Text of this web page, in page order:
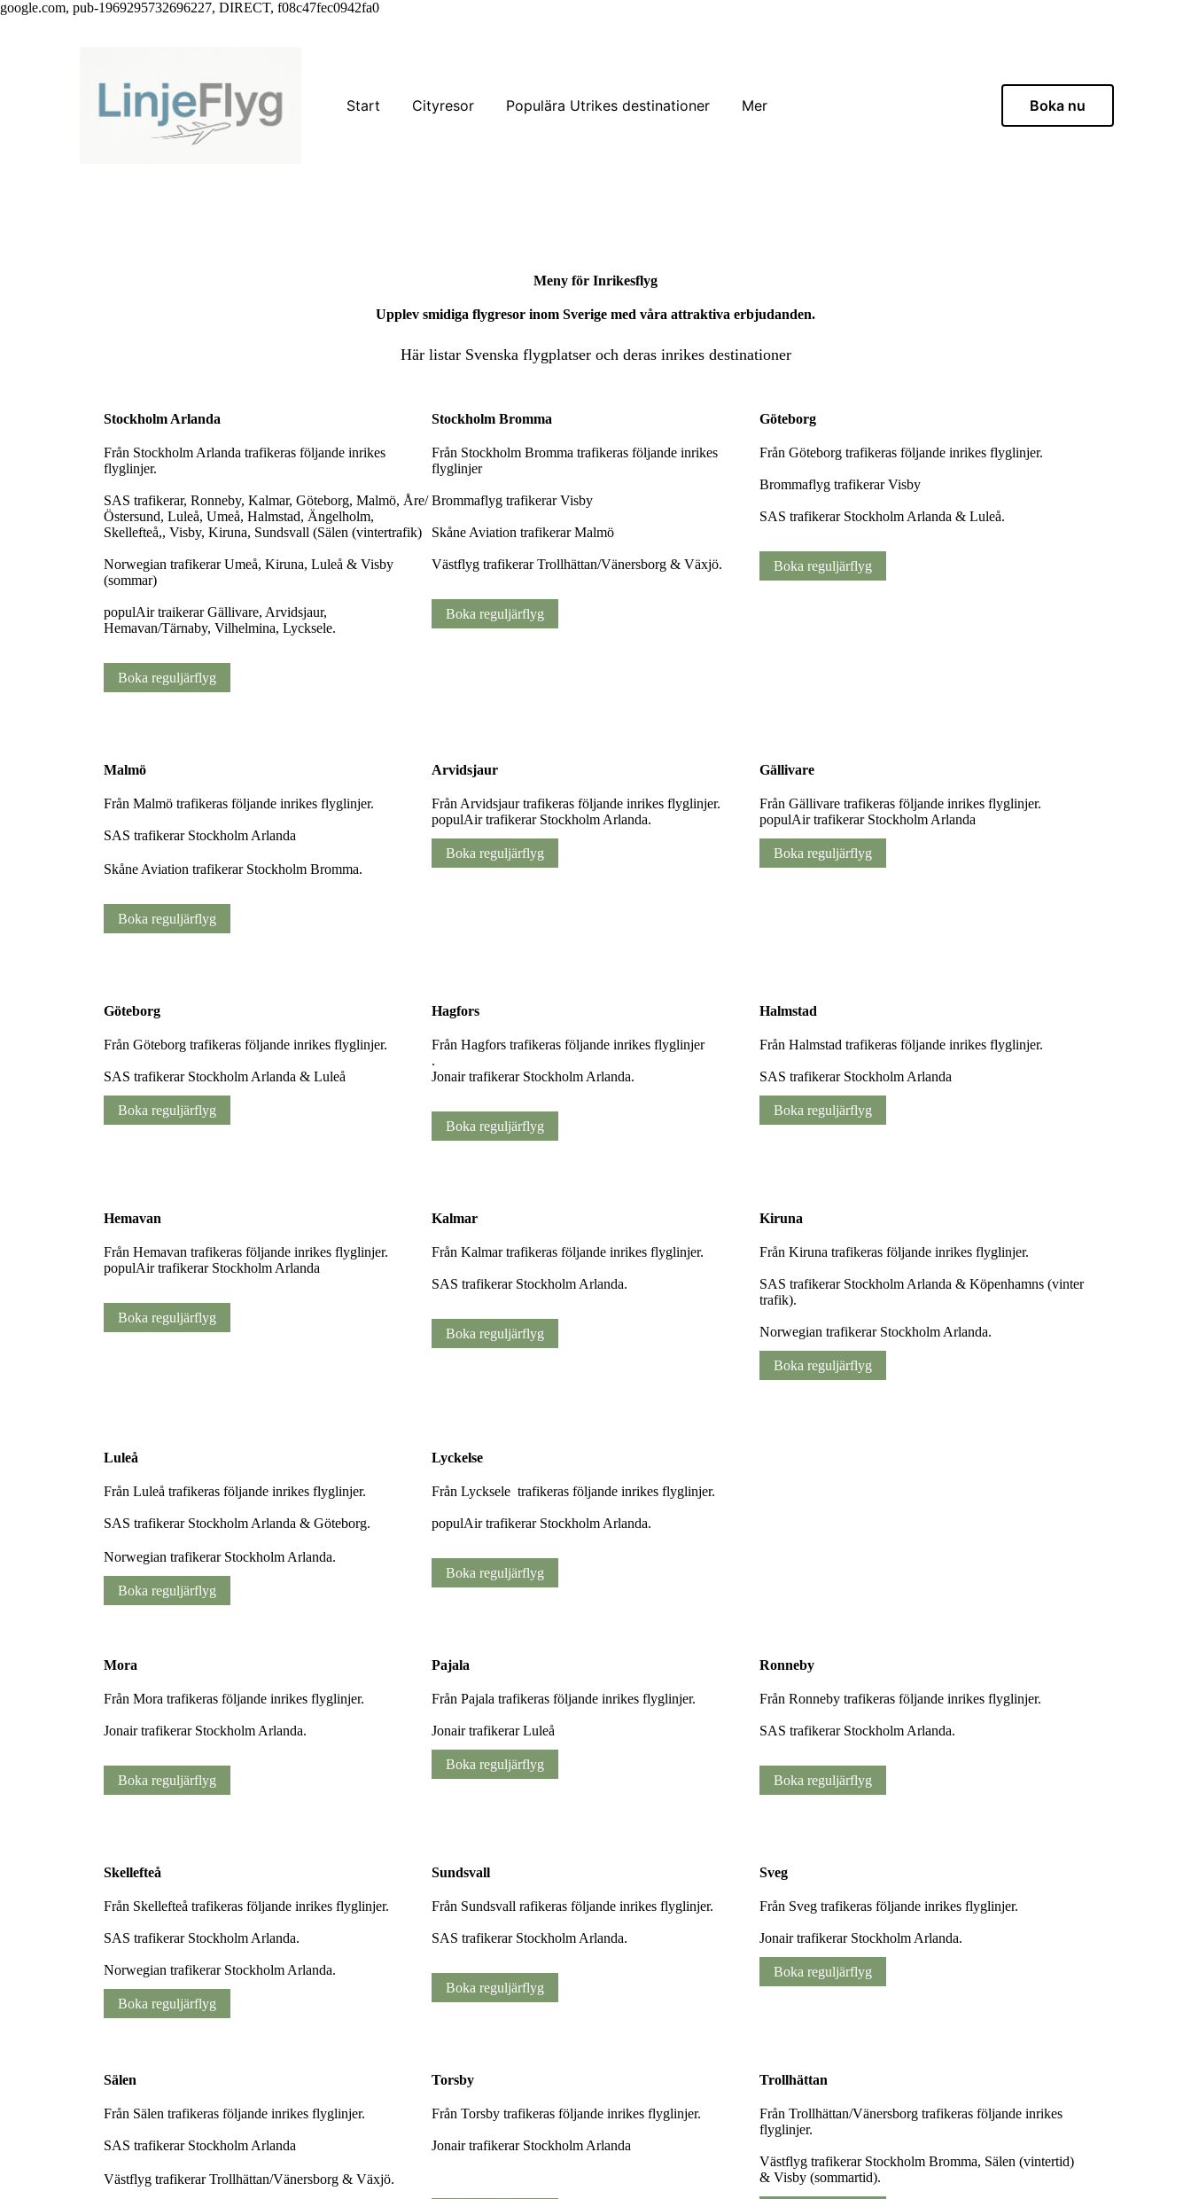
google.com, pub-1969295732696227, DIRECT, f08c47fec0942fa0
Start Cityresor Populära Utrikes destinationer Mer Boka nu
Meny för Inrikesflyg
Upplev smidiga flygresor inom Sverige med våra attraktiva erbjudanden.
Här listar Svenska flygplatser och deras inrikes destinationer
Stockholm Arlanda
Från Stockholm Arlanda trafikeras följande inrikes
flyglinjer.
SAS trafikerar, Ronneby, Kalmar, Göteborg, Malmö, Åre/
Östersund, Luleå, Umeå, Halmstad, Ängelholm,
Skellefteå,, Visby, Kiruna, Sundsvall (Sälen (vintertrafik)
Norwegian trafikerar Umeå, Kiruna, Luleå & Visby
(sommar)
populAir traikerar Gällivare, Arvidsjaur,
Hemavan/Tärnaby, Vilhelmina, Lycksele.
Boka reguljärflyg
Stockholm Bromma
Från Stockholm Bromma trafikeras följande inrikes
flyglinjer
Brommaflyg trafikerar Visby
Skåne Aviation trafikerar Malmö
Västflyg trafikerar Trollhättan/Vänersborg & Växjö.
Boka reguljärflyg
Göteborg
Från Göteborg trafikeras följande inrikes flyglinjer.
Brommaflyg trafikerar Visby
SAS trafikerar Stockholm Arlanda & Luleå.
Boka reguljärflyg
Malmö
Från Malmö trafikeras följande inrikes flyglinjer.
SAS trafikerar Stockholm Arlanda
Skåne Aviation trafikerar Stockholm Bromma.
Boka reguljärflyg
Arvidsjaur
Från Arvidsjaur trafikeras följande inrikes flyglinjer.
populAir trafikerar Stockholm Arlanda.
Boka reguljärflyg
Gällivare
Från Gällivare trafikeras följande inrikes flyglinjer.
populAir trafikerar Stockholm Arlanda
Boka reguljärflyg
Göteborg
Från Göteborg trafikeras följande inrikes flyglinjer.
SAS trafikerar Stockholm Arlanda & Luleå
Boka reguljärflyg
Hagfors
Från Hagfors trafikeras följande inrikes flyglinjer
.
Jonair trafikerar Stockholm Arlanda.
Boka reguljärflyg
Halmstad
Från Halmstad trafikeras följande inrikes flyglinjer.
SAS trafikerar Stockholm Arlanda
Boka reguljärflyg
Hemavan
Från Hemavan trafikeras följande inrikes flyglinjer.
populAir trafikerar Stockholm Arlanda
Boka reguljärflyg
Kalmar
Från Kalmar trafikeras följande inrikes flyglinjer.
SAS trafikerar Stockholm Arlanda.
Boka reguljärflyg
Kiruna
Från Kiruna trafikeras följande inrikes flyglinjer.
SAS trafikerar Stockholm Arlanda & Köpenhamns (vinter
trafik).
Norwegian trafikerar Stockholm Arlanda.
Boka reguljärflyg
Luleå
Från Luleå trafikeras följande inrikes flyglinjer.
SAS trafikerar Stockholm Arlanda & Göteborg.
Norwegian trafikerar Stockholm Arlanda.
Boka reguljärflyg
Lyckelse
Från Lycksele trafikeras följande inrikes flyglinjer.
populAir trafikerar Stockholm Arlanda.
Boka reguljärflyg
Mora
Från Mora trafikeras följande inrikes flyglinjer.
Jonair trafikerar Stockholm Arlanda.
Boka reguljärflyg
Pajala
Från Pajala trafikeras följande inrikes flyglinjer.
Jonair trafikerar Luleå
Boka reguljärflyg
Ronneby
Från Ronneby trafikeras följande inrikes flyglinjer.
SAS trafikerar Stockholm Arlanda.
Boka reguljärflyg
Skellefteå
Från Skellefteå trafikeras följande inrikes flyglinjer.
SAS trafikerar Stockholm Arlanda.
Norwegian trafikerar Stockholm Arlanda.
Boka reguljärflyg
Sundsvall
Från Sundsvall rafikeras följande inrikes flyglinjer.
SAS trafikerar Stockholm Arlanda.
Boka reguljärflyg
Sveg
Från Sveg trafikeras följande inrikes flyglinjer.
Jonair trafikerar Stockholm Arlanda.
Boka reguljärflyg
Sälen
Från Sälen trafikeras följande inrikes flyglinjer.
SAS trafikerar Stockholm Arlanda
Västflyg trafikerar Trollhättan/Vänersborg & Växjö.
Torsby
Från Torsby trafikeras följande inrikes flyglinjer.
Jonair trafikerar Stockholm Arlanda
Trollhättan
Från Trollhättan/Vänersborg trafikeras följande inrikes
flyglinjer.
Västflyg trafikerar Stockholm Bromma, Sälen (vintertid)
& Visby (sommartid).